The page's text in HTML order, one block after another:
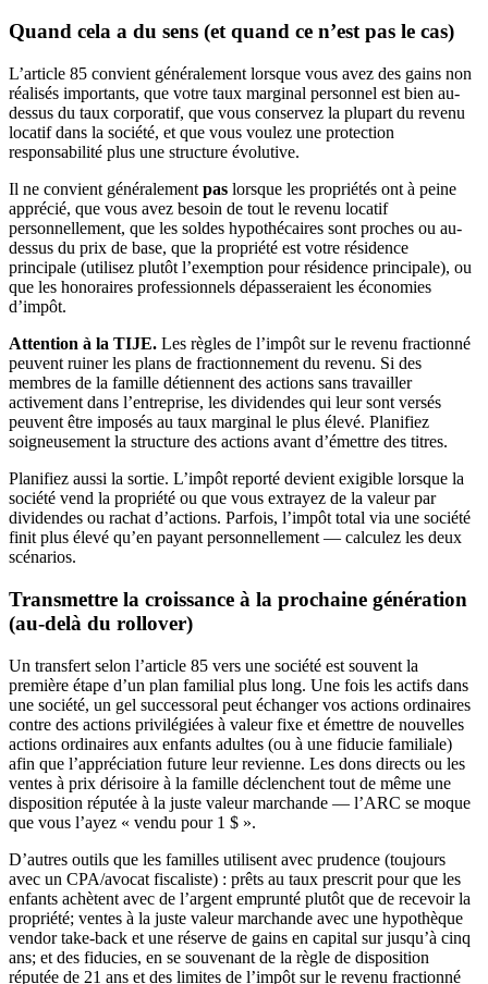
Quand cela a du sens (et quand ce n’est pas le cas)
L’article 85 convient généralement lorsque vous avez des gains non
réalisés importants, que votre taux marginal personnel est bien au-
dessus du taux corporatif, que vous conservez la plupart du revenu
locatif dans la société, et que vous voulez une protection
responsabilité plus une structure évolutive.
Il ne convient généralement pas lorsque les propriétés ont à peine
apprécié, que vous avez besoin de tout le revenu locatif
personnellement, que les soldes hypothécaires sont proches ou au-
dessus du prix de base, que la propriété est votre résidence
principale (utilisez plutôt l’exemption pour résidence principale), ou
que les honoraires professionnels dépasseraient les économies
d’impôt.
Attention à la TIJE. Les règles de l’impôt sur le revenu fractionné
peuvent ruiner les plans de fractionnement du revenu. Si des
membres de la famille détiennent des actions sans travailler
activement dans l’entreprise, les dividendes qui leur sont versés
peuvent être imposés au taux marginal le plus élevé. Planifiez
soigneusement la structure des actions avant d’émettre des titres.
Planifiez aussi la sortie. L’impôt reporté devient exigible lorsque la
société vend la propriété ou que vous extrayez de la valeur par
dividendes ou rachat d’actions. Parfois, l’impôt total via une société
finit plus élevé qu’en payant personnellement — calculez les deux
scénarios.
Transmettre la croissance à la prochaine génération
(au-delà du rollover)
Un transfert selon l’article 85 vers une société est souvent la
première étape d’un plan familial plus long. Une fois les actifs dans
une société, un gel successoral peut échanger vos actions ordinaires
contre des actions privilégiées à valeur fixe et émettre de nouvelles
actions ordinaires aux enfants adultes (ou à une fiducie familiale)
afin que l’appréciation future leur revienne. Les dons directs ou les
ventes à prix dérisoire à la famille déclenchent tout de même une
disposition réputée à la juste valeur marchande — l’ARC se moque
que vous l’ayez « vendu pour 1 $ ».
D’autres outils que les familles utilisent avec prudence (toujours
avec un CPA/avocat fiscaliste) : prêts au taux prescrit pour que les
enfants achètent avec de l’argent emprunté plutôt que de recevoir la
propriété; ventes à la juste valeur marchande avec une hypothèque
vendor take-back et une réserve de gains en capital sur jusqu’à cinq
ans; et des fiducies, en se souvenant de la règle de disposition
réputée de 21 ans et des limites de l’impôt sur le revenu fractionné